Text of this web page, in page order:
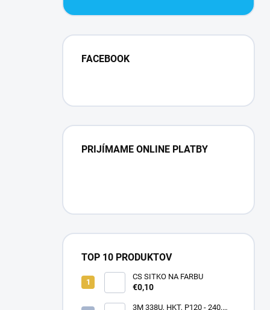
FACEBOOK
PRIJÍMAME ONLINE PLATBY
TOP 10 PRODUKTOV
CS SITKO NA FARBU
€0,10
3M 338U, HKT, P120 - 240,